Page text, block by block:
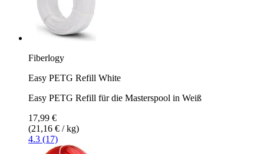
Fiberlogy
Easy PETG Refill White
Easy PETG Refill für die Masterspool in Weiß
17,99 €
(21,16 € / kg)
4.3 (17)